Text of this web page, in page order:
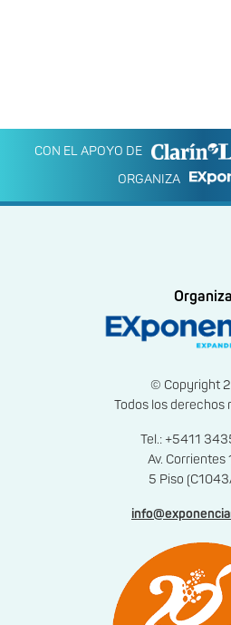
CON EL APOYO DE
ORGANIZA
Organiza
© Copyright
Todos los derechos
Tel.: +5411
Av. Corrientes
5 Piso